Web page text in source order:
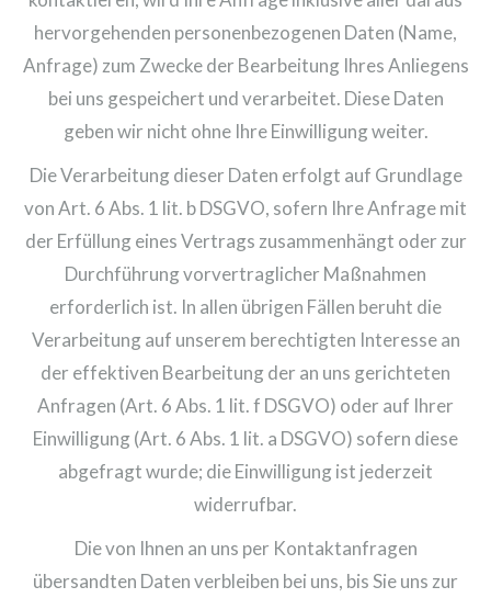
hervorgehenden personenbezogenen Daten (Name,
Anfrage) zum Zwecke der Bearbeitung Ihres Anliegens
bei uns gespeichert und verarbeitet. Diese Daten
geben wir nicht ohne Ihre Einwilligung weiter.
Die Verarbeitung dieser Daten erfolgt auf Grundlage
von Art. 6 Abs. 1 lit. b DSGVO, sofern Ihre Anfrage mit
der Erfüllung eines Vertrags zusammenhängt oder zur
Durchführung vorvertraglicher Maßnahmen
erforderlich ist. In allen übrigen Fällen beruht die
Verarbeitung auf unserem berechtigten Interesse an
der effektiven Bearbeitung der an uns gerichteten
Anfragen (Art. 6 Abs. 1 lit. f DSGVO) oder auf Ihrer
Einwilligung (Art. 6 Abs. 1 lit. a DSGVO) sofern diese
abgefragt wurde; die Einwilligung ist jederzeit
widerrufbar.
Die von Ihnen an uns per Kontaktanfragen
übersandten Daten verbleiben bei uns, bis Sie uns zur